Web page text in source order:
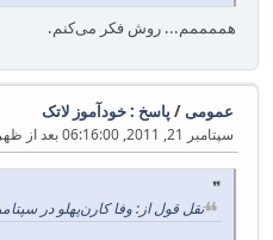
هممممم... روش فکر می‌کنم.
عمومی/ پاسخ : خودآموز لاتک
سپتامبر 21, 2011, 06:16:00 بعد از ظهر
نقل قول از: وفا کارن‌پهلو در سپتامبر 21, 2011, 06:04:53 بعد از